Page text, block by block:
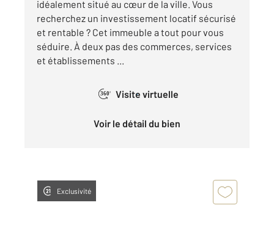
idéalement situé au cœur de la ville. Vous
recherchez un investissement locatif sécurisé
et rentable ? Cet immeuble a tout pour vous
séduire. À deux pas des commerces, services
et établissements ...
360° Visite virtuelle
Voir le détail du bien
Exclusivité